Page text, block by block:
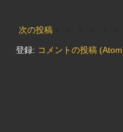
次の投稿
登録: コメントの投稿